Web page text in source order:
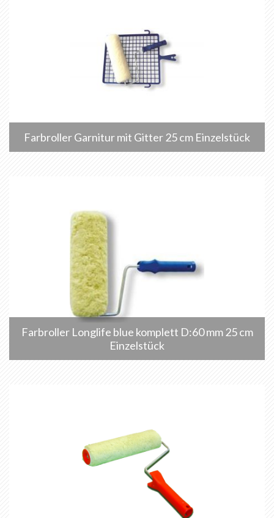
Farbroller Garnitur mit Gitter 25 cm Einzelstück
Farbroller Longlife blue komplett D:60 mm 25 cm
Einzelstück